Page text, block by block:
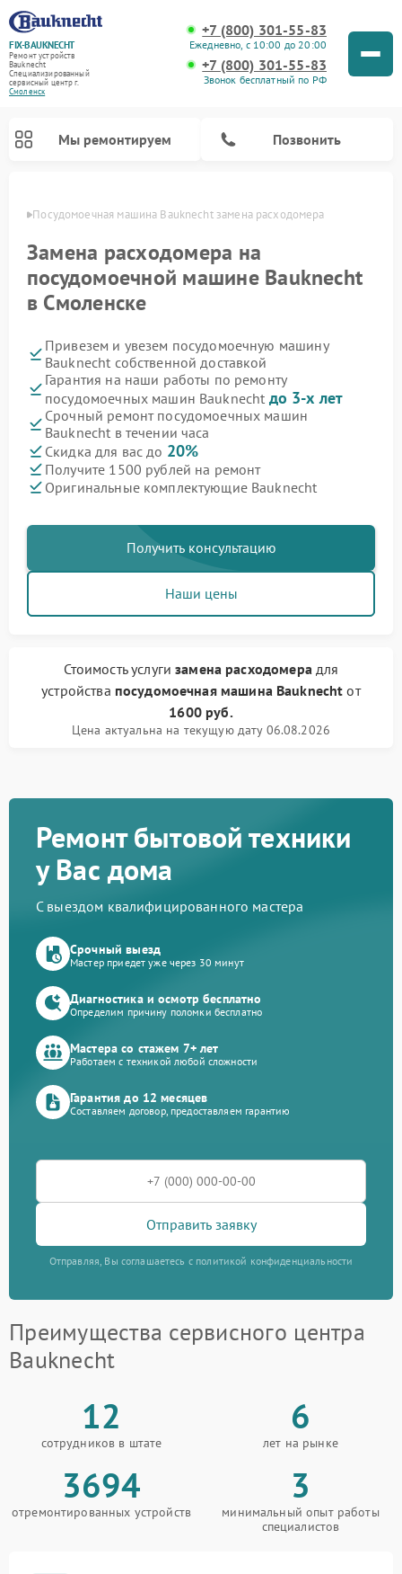
FIX-BAUKNECHT
Ремонт устройств
Bauknecht
Специализированный
cервисный центр г.
Смоленск
+7 (800) 301-55-83
Ежедневно, с 10:00 до 20:00
+7 (800) 301-55-83
Звонок бесплатный по РФ
Мы ремонтируем Позвонить
Посудомоечная машина Bauknecht замена расходомера
Замена расходомера на
посудомоечной машине Bauknecht
в Смоленске
Привезем и увезем посудомоечную машину
Bauknecht собственной доставкой
Гарантия на наши работы по ремонту
посудомоечных машин Bauknecht до 3-х лет
Срочный ремонт посудомоечных машин
Bauknecht в течении часа
Скидка для вас до 20%
Получите 1500 рублей на ремонт
Оригинальные комплектующие Bauknecht
Получить консультацию
Наши цены
Стоимость услугизамена расходомерадля
устройства посудомоечная машина Bauknecht от
1600 руб.
Цена актуальна на текущую дату 06.08.2026
Ремонт бытовой техники
у Вас дома
С выездом квалифицированного мастера
Срочный выезд
Мастер приедет уже через 30 минут
Диагностика и осмотр бесплатно
Определим причину поломки бесплатно
Мастера со стажем 7+ лет
Работаем с техникой любой сложности
Гарантия до 12 месяцев
Составляем договор, предоставляем гарантию
Отправить заявку
Отправляя, Вы соглашаетесь с политикой конфиденциальности
Преимущества сервисного центра
Bauknecht
12
сотрудников в штате
6
лет на рынке
3694
отремонтированных устройств
3
минимальный опыт работы
специалистов